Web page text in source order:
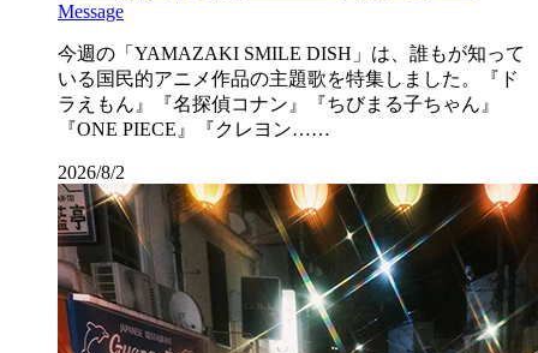
Message
今週の「YAMAZAKI SMILE DISH」は、誰もが知って
いる国民的アニメ作品の主題歌を特集しました。『ド
ラえもん』『名探偵コナン』『ちびまる子ちゃん』
『ONE PIECE』『クレヨン……
2026/8/2